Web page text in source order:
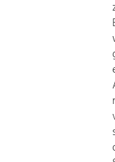
Mobility
Climate
Increase in